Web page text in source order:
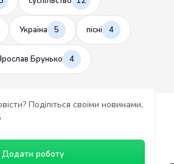
Україна 5 пісні 4
Брунько 4
Поділіться своїми новинами,
Додати роботу